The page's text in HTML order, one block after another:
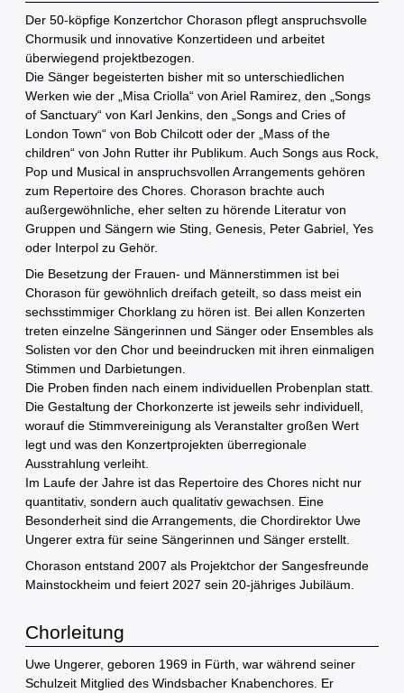
Der 50-köpfige Konzertchor Chorason pflegt anspruchsvolle
Chormusik und innovative Konzertideen und arbeitet
überwiegend projektbezogen.
Die Sänger begeisterten bisher mit so unterschiedlichen
Werken wie der „Misa Criolla“ von Ariel Ramirez, den „Songs
of Sanctuary“ von Karl Jenkins, den „Songs and Cries of
London Town“ von Bob Chilcott oder der „Mass of the
children“ von John Rutter ihr Publikum. Auch Songs aus Rock,
Pop und Musical in anspruchsvollen Arrangements gehören
zum Repertoire des Chores. Chorason brachte auch
außergewöhnliche, eher selten zu hörende Literatur von
Gruppen und Sängern wie Sting, Genesis, Peter Gabriel, Yes
oder Interpol zu Gehör.
Die Besetzung der Frauen- und Männerstimmen ist bei
Chorason für gewöhnlich dreifach geteilt, so dass meist ein
sechsstimmiger Chorklang zu hören ist. Bei allen Konzerten
treten einzelne Sängerinnen und Sänger oder Ensembles als
Solisten vor den Chor und beeindrucken mit ihren einmaligen
Stimmen und Darbietungen.
Die Proben finden nach einem individuellen Probenplan statt.
Die Gestaltung der Chorkonzerte ist jeweils sehr individuell,
worauf die Stimmvereinigung als Veranstalter großen Wert
legt und was den Konzertprojekten überregionale
Ausstrahlung verleiht.
Im Laufe der Jahre ist das Repertoire des Chores nicht nur
quantitativ, sondern auch qualitativ gewachsen. Eine
Besonderheit sind die Arrangements, die Chordirektor Uwe
Ungerer extra für seine Sängerinnen und Sänger erstellt.
Chorason entstand 2007 als Projektchor der Sangesfreunde
Mainstockheim und feiert 2027 sein 20-jähriges Jubiläum.
Chorleitung
Uwe Ungerer, geboren 1969 in Fürth, war während seiner
Schulzeit Mitglied des Windsbacher Knabenchores. Er